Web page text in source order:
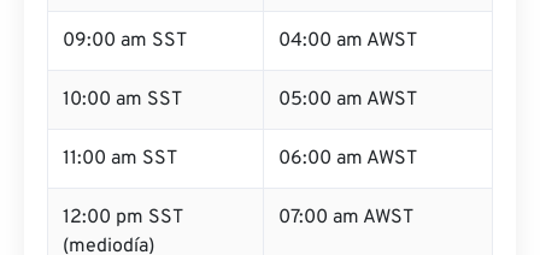
09:00 am SST 04:00 am AWST
10:00 am SST 05:00 am AWST
11:00 am SST 06:00 am AWST
12:00 pm SST
(mediodía)
07:00 am AWST